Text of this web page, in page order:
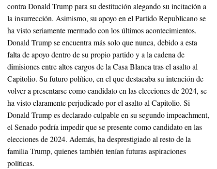
contra Donald Trump para su destitución alegando su incitación a
la insurrección. Asimismo, su apoyo en el Partido Republicano se
ha visto seriamente mermado con los últimos acontecimientos.
Donald Trump se encuentra más solo que nunca, debido a esta
falta de apoyo dentro de su propio partido y a la cadena de
dimisiones entre altos cargos de la Casa Blanca tras el asalto al
Capitolio. Su futuro político, en el que destacaba su intención de
volver a presentarse como candidato en las elecciones de 2024, se
ha visto claramente perjudicado por el asalto al Capitolio. Si
Donald Trump es declarado culpable en su segundo impeachment,
el Senado podría impedir que se presente como candidato en las
elecciones de 2024. Además, ha desprestigiado al resto de la
familia Trump, quienes también tenían futuras aspiraciones
políticas.